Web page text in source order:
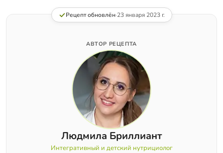
Рецепт обновлён·23 января 2023 г.
АВТОР РЕЦЕПТА
Людмила Бриллиант
Интегративный и детский нутрициолог